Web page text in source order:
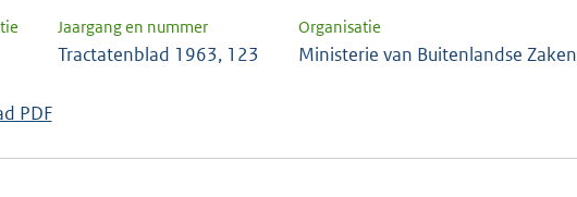
Jaargang en nummer
Tractatenblad 1963, 123
Organisatie
Ministerie van Buitenlandse Zaken
PDF